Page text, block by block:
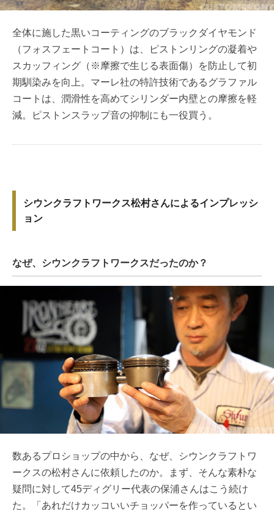
全体に施した黒いコーティングのブラックダイヤモンド
（フォスフェートコート）は、ピストンリングの凝着や
スカッフィング（※摩擦で生じる表面傷）を防止して初
期馴染みを向上。マーレ社の特許技術であるグラファル
コートは、潤滑性を高めてシリンダー内壁との摩擦を軽
減。ピストンスラップ音の抑制にも一役買う。
シウンクラフトワークス松村さんによるインプレッシ
ョン
なぜ、シウンクラフトワークスだったのか？
数あるプロショップの中から、なぜ、シウンクラフトワ
ークスの松村さんに依頼したのか。まず、そんな素朴な
疑問に対して45ディグリー代表の保浦さんはこう続け
た。「あれだけカッコいいチョッパーを作っているとい